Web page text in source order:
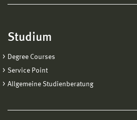
Studium
Degree Courses
Service Point
Allgemeine Studienberatung